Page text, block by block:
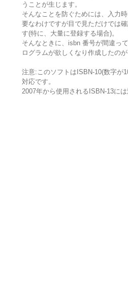
うことが生じます。
そんなことを防ぐためには、入力
要なわけですが目で見ただけでは
す(特に、大量に登録する場合)。
そんなときに、isbn 番号が間違っ
ログラムが欲しくなり作成したの
注意:このソフトはISBN-10(数字が
対応です。
2007年から使用されるISBN-13には